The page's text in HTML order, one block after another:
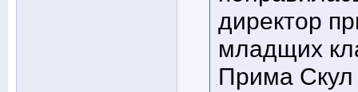
директор
младщих
Прима